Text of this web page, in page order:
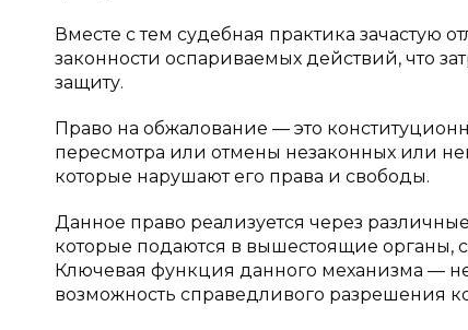
Вместе с тем судебная практика зачастую
законности оспариваемых действий, что
защиту.
Право на обжалование — это
пересмотра или отмены незаконных или
которые нарушают его права и свободы.
Данное право реализуется через
которые подаются в вышестоящие
Ключевая функция данного механизма —
возможность справедливого разрешения